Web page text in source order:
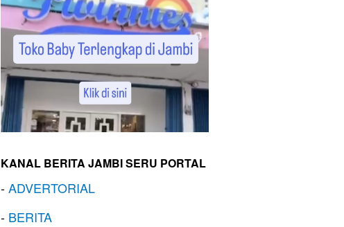
KANAL BERITA JAMBI SERU PORTAL
-ADVERTORIAL
- BERITA